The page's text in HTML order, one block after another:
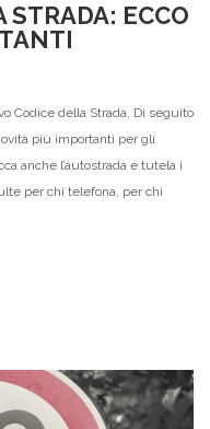
STRADA: ECCO
Codice della Strada, Di seguito
più importanti per gli
anche l’autostrada e tutela i
per chi telefona, per chi